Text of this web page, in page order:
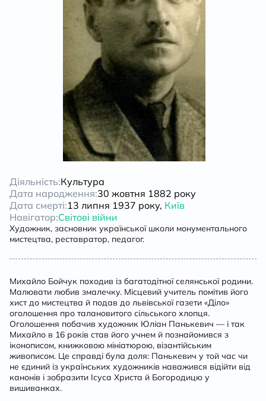
Діяльність:Культура
Дата народження:30 жовтня 1882 року
Дата смерті:13 липня 1937 року, Київ
Навігатор:Світові війни
Художник, засновник української школи монументального
мистецтва, реставратор, педагог.
Михайло Бойчук походив із багатодітної селянської родини.
Малювати любив змалечку. Місцевий учитель помітив його
хист до мистецтва й подав до львівської газети «Діло»
оголошення про талановитого сільського хлопця.
Оголошення побачив художник Юліан Панькевич — і так
Михайло в 16 років став його учнем й познайомився з
іконописом, книжковою мініатюрою, візантійським
живописом. Це справді була доля: Панькевич у той час чи
не єдиний із українських художників наважився відійти від
канонів і зобразити Ісуса Христа й Богородицю у
вишиванках.